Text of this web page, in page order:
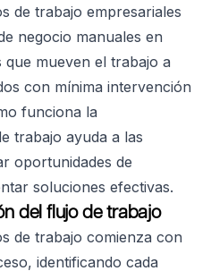
de trabajo empresariales
negocio manuales en
que mueven el trabajo a
con mínima intervención
funciona la
trabajo ayuda a las
oportunidades de
soluciones efectivas.
del flujo de trabajo
de trabajo comienza con
identificando cada